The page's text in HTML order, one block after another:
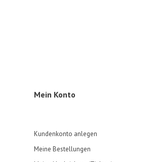
Mein Konto
Kundenkonto anlegen
Meine Bestellungen